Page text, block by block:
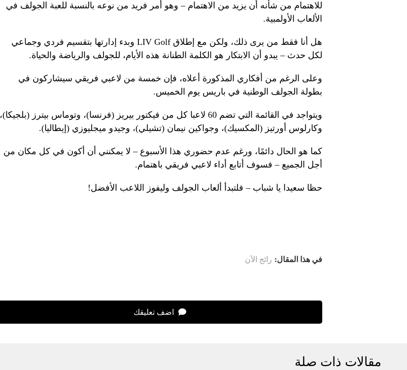
للاهتمام من شأنه أن يزيد من الاهتمام – وهو أمر فريد من نوعه بالنسبة للعبة الجولف في
الألعاب الأولمبية.
هل أنا فقط من يرى ذلك، ولكن مع إطلاق LIV Golf وبدء إدارتها بتقسيم فردي وجماعي
لكل حدث – يبدو أن الابتكار هو الكلمة الطنانة هذه الأيام، للجولف والرياضة والحياة.
وعلى الرغم من أفكاري المذكورة أعلاه، فإن خمسة من لاعبي فريقي سيشاركون في
بطولة الجولف الوطنية في باريس يوم الخميس.
ويتواجد في القائمة التي تضم 60 لاعبا كل من فيكتور بيريز (فرنسا)، وتوماس بيترز (بلجيكا)،
وكارلوس أورتيز (المكسيك)، وجواكين نيمان (تشيلي)، وجيدو ميجليوزي (إيطاليا).
كما هو الحال دائمًا، ورغم عدم حضوري هذا الأسبوع – لا يمكنني أن أكون في كل مكان من
أجل الجميع – فسوف أتابع أداء لاعبي فريقي باهتمام.
حظا سعيدا يا شباب – فلتبدأ ألعاب الجولف وليفوز اللاعب الأفضل!
في هذا المقال: رائج الآن
اضف تعليقك
مقالات ذات صلة